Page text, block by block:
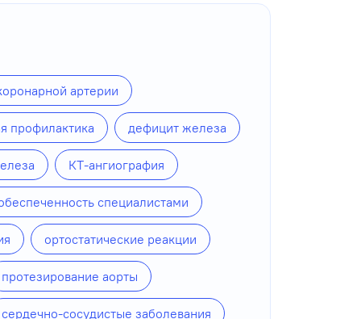
артерии
профилактика дефицит железа
КТ-ангиография
специалистами
ортостатические реакции
протезирование аорты
сердечно-сосудистые заболевания